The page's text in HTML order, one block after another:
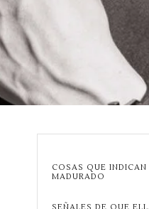
COSAS QUE
MADURADO